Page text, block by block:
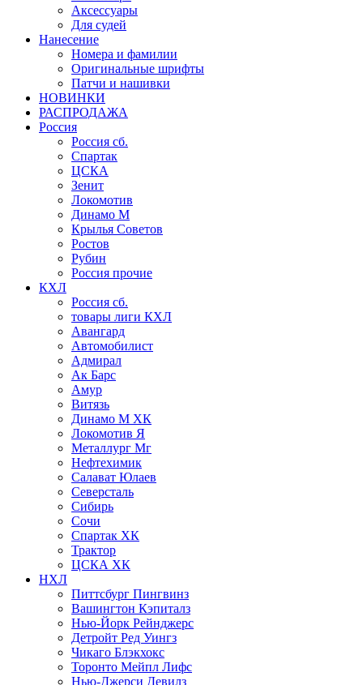
Аксессуары
Для судей
Нанесение
Номера и фамилии
Оригинальные шрифты
Патчи и нашивки
НОВИНКИ
РАСПРОДАЖА
Россия
Россия сб.
Спартак
ЦСКА
Зенит
Локомотив
Динамо М
Крылья Советов
Ростов
Рубин
Россия прочие
КХЛ
Россия сб.
товары лиги КХЛ
Авангард
Автомобилист
Адмирал
Ак Барс
Амур
Витязь
Динамо М ХК
Локомотив Я
Металлург Мг
Нефтехимик
Салават Юлаев
Северсталь
Сибирь
Сочи
Спартак ХК
Трактор
ЦСКА ХК
НХЛ
Питтсбург Пингвинз
Вашингтон Кэпиталз
Нью-Йорк Рейнджерс
Детройт Ред Уингз
Чикаго Блэкхокс
Торонто Мейпл Лифс
Нью-Джерси Девилз